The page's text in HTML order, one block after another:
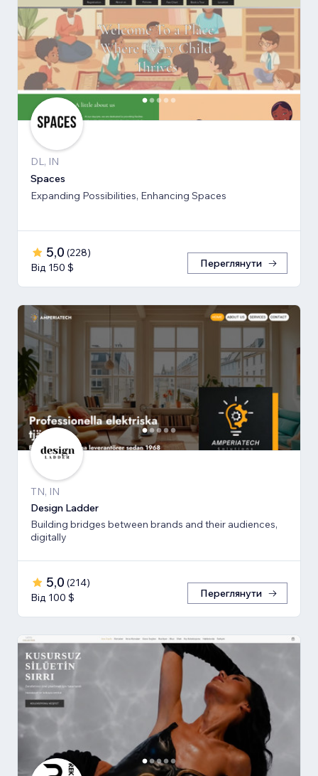
DL, IN
Spaces
Expanding Possibilities, Enhancing Spaces
5,0 (228)
Від 150 $
Переглянути
TN, IN
Design Ladder
Building bridges between brands and their audiences,
digitally
5,0 (214)
Від 100 $
Переглянути